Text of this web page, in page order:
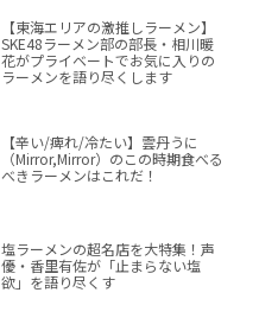
【東海エリアの激推しラーメン】
SKE48ラーメン部の部長・相川暖
花がプライベートでお気に入りの
ラーメンを語り尽くします
【辛い/痺れ/冷たい】雲丹うに
（Mirror,Mirror）のこの時期食べる
べきラーメンはこれだ！
塩ラーメンの超名店を大特集！声
優・香里有佐が「止まらない塩
欲」を語り尽くす